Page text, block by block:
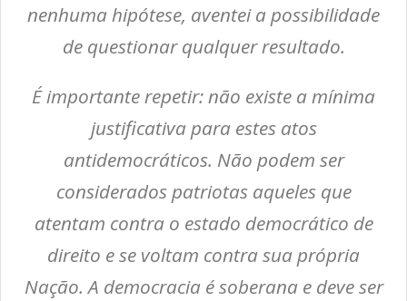
nenhuma hipótese, aventei a possibilidade
de questionar qualquer resultado.
É importante repetir: não existe a mínima
justificativa para estes atos
antidemocráticos. Não podem ser
considerados patriotas aqueles que
atentam contra o estado democrático de
direito e se voltam contra sua própria
Nação. A democracia é soberana e deve ser